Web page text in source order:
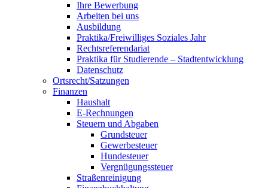
Ihre Bewerbung
Arbeiten bei uns
Ausbildung
Praktika/Freiwilliges Soziales Jahr
Rechtsreferendariat
Praktika für Studierende – Stadtentwicklung
Datenschutz
Ortsrecht/Satzungen
Finanzen
Haushalt
E-Rechnungen
Steuern und Abgaben
Grundsteuer
Gewerbesteuer
Hundesteuer
Vergnügungssteuer
Straßenreinigung